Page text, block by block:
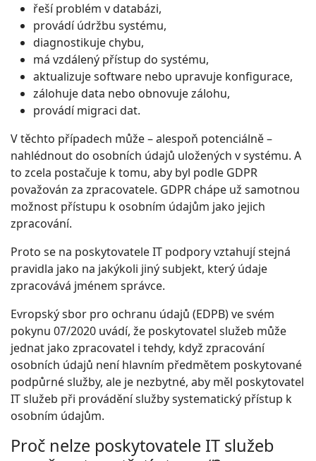
řeší problém v databázi,
provádí údržbu systému,
diagnostikuje chybu,
má vzdálený přístup do systému,
aktualizuje software nebo upravuje konfigurace,
zálohuje data nebo obnovuje zálohu,
provádí migraci dat.
V těchto případech může – alespoň potenciálně –
nahlédnout do osobních údajů uložených v systému. A
to zcela postačuje k tomu, aby byl podle GDPR
považován za zpracovatele. GDPR chápe už samotnou
možnost přístupu k osobním údajům jako jejich
zpracování.
Proto se na poskytovatele IT podpory vztahují stejná
pravidla jako na jakýkoli jiný subjekt, který údaje
zpracovává jménem správce.
Evropský sbor pro ochranu údajů (EDPB) ve svém
pokynu 07/2020 uvádí, že poskytovatel služeb může
jednat jako zpracovatel i tehdy, když zpracování
osobních údajů není hlavním předmětem poskytované
podpůrné služby, ale je nezbytné, aby měl poskytovatel
IT služeb při provádění služby systematický přístup k
osobním údajům.
Proč nelze poskytovatele IT služeb